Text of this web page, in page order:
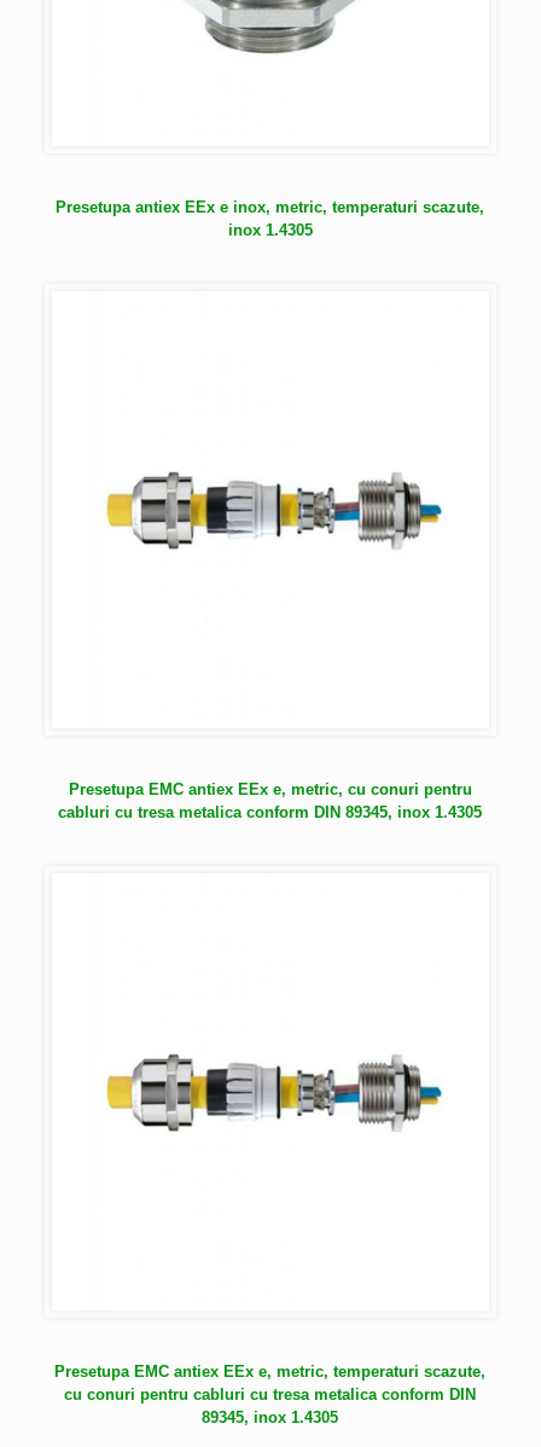
Presetupa antiex EEx e inox, metric, temperaturi scazute,
inox 1.4305
Presetupa EMC antiex EEx e, metric, cu conuri pentru
cabluri cu tresa metalica conform DIN 89345, inox 1.4305
Presetupa EMC antiex EEx e, metric, temperaturi scazute,
cu conuri pentru cabluri cu tresa metalica conform DIN
89345, inox 1.4305